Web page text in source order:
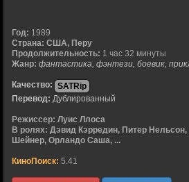
Год: 1989
Страна: США, Перу
Продолжительность: 1 час 32 минуты
Жанр: фантастика, фэнтези, боевик,
Качество: SATRip
Перевод: Дублированный
Режиссер: Луис Ллоса
В ролях: Дэвид Кэрредин, Питер
Шейнер, Орландо Саша, ...
КиноПоиск: 5.41